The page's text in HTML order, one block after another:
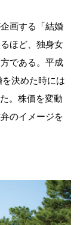
画する「結婚
ほど、独身女
である。平成
決めた時には
。株価を変動
のイメージを